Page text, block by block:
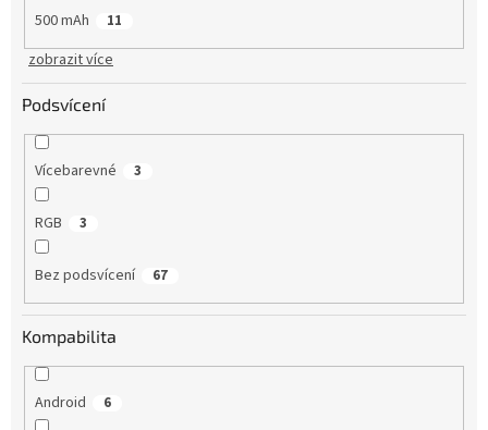
500 mAh 11
zobrazit více
Podsvícení
Vícebarevné 3
RGB 3
Bez podsvícení 67
Kompabilita
Android 6